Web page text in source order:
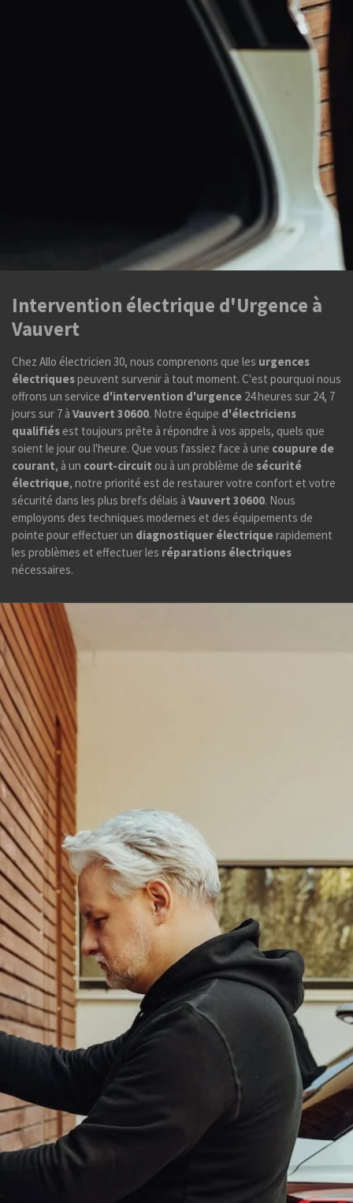
Intervention électrique d'Urgence à
Vauvert
Chez Allo électricien 30, nous comprenons que les urgences
électriquespeuvent survenir à tout moment. C'est pourquoi nous
offrons un service d'intervention d'urgence 24 heures sur 24, 7
jours sur 7 à Vauvert 30600. Notre équipe d'électriciens
qualifiés est toujours prête à répondre à vos appels, quels que
soient le jour ou l'heure. Que vous fassiez face à une coupure de
courant, à un court-circuit ou à un problème de sécurité
électrique, notre priorité est de restaurer votre confort et votre
sécurité dans les plus brefs délais à Vauvert 30600. Nous
employons des techniques modernes et des équipements de
pointe pour effectuer un diagnostiquer électriquerapidement
les problèmes et effectuer les réparations électriques
nécessaires.